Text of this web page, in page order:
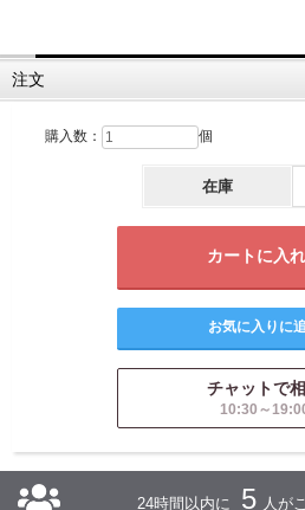
注文
購入数： 個
在庫
チャットで
10:30～
24時間以内に 5 人が